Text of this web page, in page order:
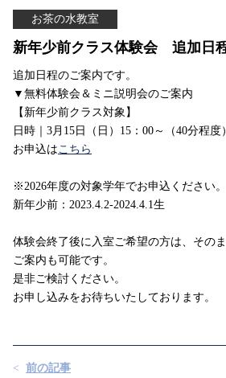
お茶の水教室
新年少前クラス体験会 追加日
追加日程のご案内です。
▼無料体験会＆ミニ説明会のご案内
【新年少前クラス対象】
日時｜3月15日（日）15：00～（40分程度）
お申込は こちら
※2026年度の対象学年でお申込ください
新年少前：2023.4.2-2024.4.1生
体験会終了後に入室ご希望の方は、その
ご案内も可能です。
是非ご検討ください。
お申し込みをお待ちいたしております。
前の記事